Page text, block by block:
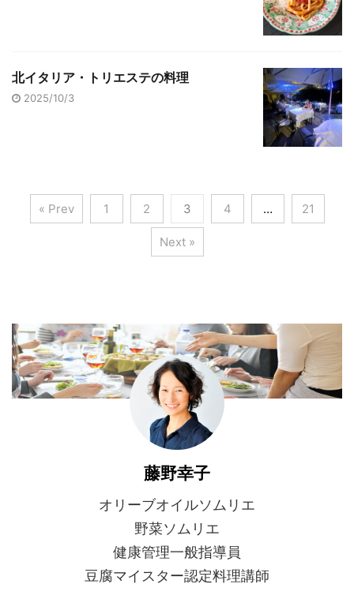
北イタリア・トリエステの料理
2025/10/3
« Prev 1 2 3 4 … 21
Next »
藤野幸子
オリーブオイルソムリエ
野菜ソムリエ
健康管理一般指導員
豆腐マイスター認定料理講師